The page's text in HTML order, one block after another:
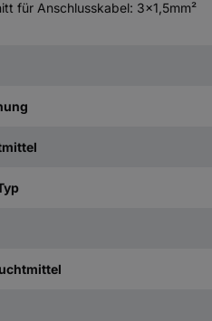
für Anschlusskabel: 3x1,5mm²